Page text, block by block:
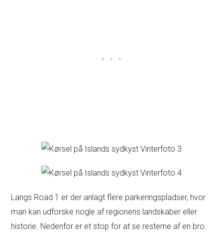
Langs Road 1 er der anlagt flere parkeringspladser, hvor
man kan udforske nogle af regionens landskaber eller
historie. Nedenfor er et stop for at se resterne af en bro.